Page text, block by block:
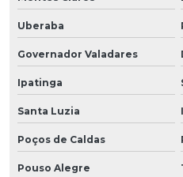
Uberaba
Governador Valadares
Ipatinga
Santa Luzia
Poços de Caldas
Pouso Alegre